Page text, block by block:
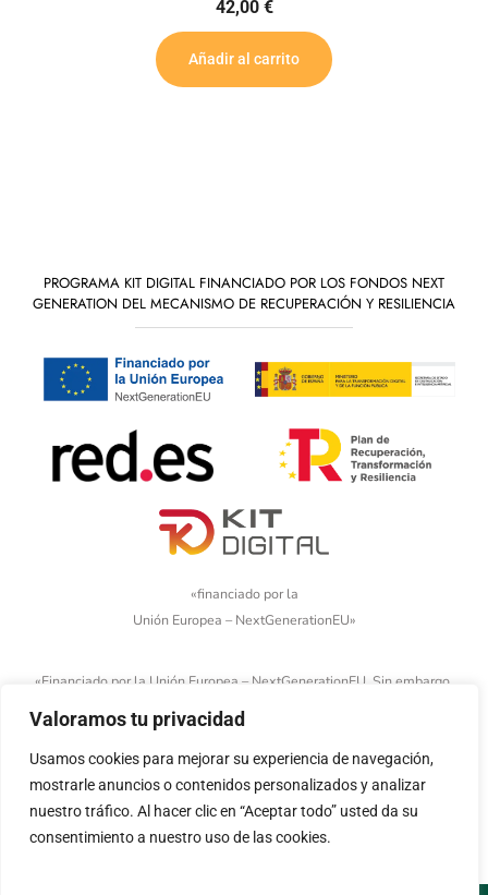
Valoramos tu privacidad
Usamos cookies para mejorar su experiencia de navegación,
mostrarle anuncios o contenidos personalizados y analizar
nuestro tráfico. Al hacer clic en “Aceptar todo” usted da su
consentimiento a nuestro uso de las cookies.
Añadir al carrito
PROGRAMA KIT DIGITAL FINANCIADO POR LOS FONDOS NEXT
GENERATION DEL MECANISMO DE RECUPERACIÓN Y RESILIENCIA
«financiado por la
Unión Europea – NextGenerationEU»
«Financiado por la Unión Europea – NextGenerationEU. Sin embargo,
los puntos de vista y las opiniones expresadas son únicamente los
del autor o autores y no reflejan necesariamente los de la Unión
Europea o la Comisión Europea. Ni la Unión Europea ni la Comisión
Europea pueden ser consideradas responsables de las mismas»